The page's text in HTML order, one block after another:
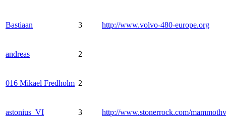
Bastiaan 3 http://www.volvo-480-europe.org
andreas 2
016 Mikael Fredholm 2
astonius_VI 3 http://www.stonerrock.com/